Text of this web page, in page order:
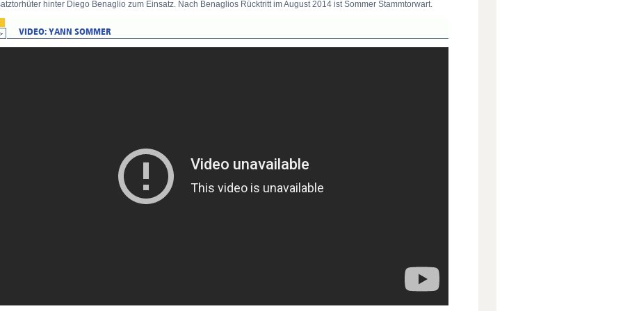
hinter Diego Benaglio zum Einsatz. Nach Benaglios Rücktritt im August 2014 ist Sommer Stammtorwart.